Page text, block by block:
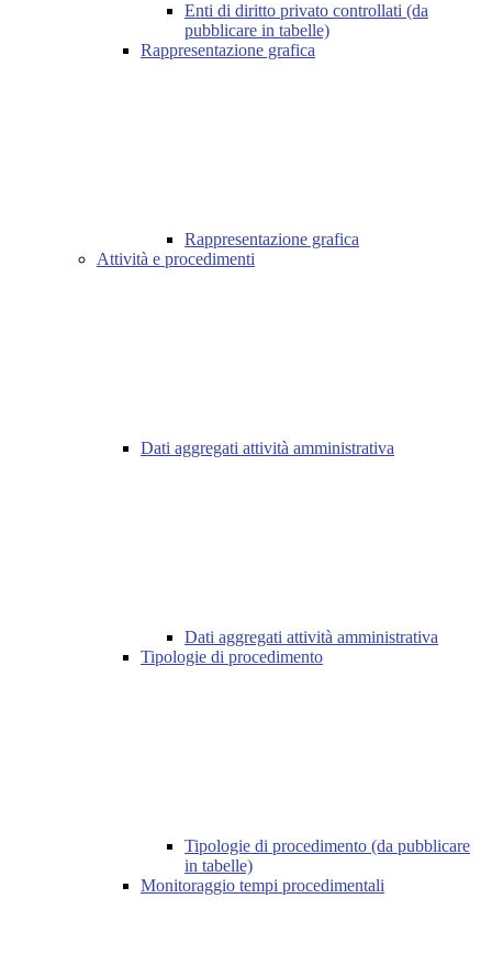
Enti di diritto privato controllati (da
pubblicare in tabelle)
Rappresentazione grafica
Rappresentazione grafica
Attività e procedimenti
Dati aggregati attività amministrativa
Dati aggregati attività amministrativa
Tipologie di procedimento
Tipologie di procedimento (da pubblicare
in tabelle)
Monitoraggio tempi procedimentali